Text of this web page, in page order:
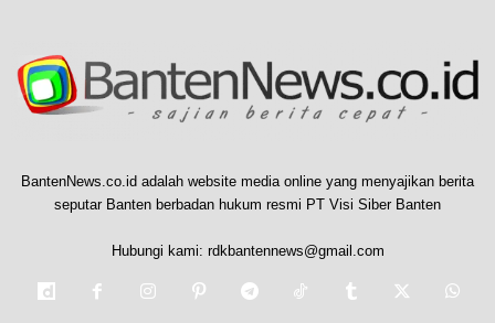
BantenNews.co.id adalah website media online yang menyajikan berita
seputar Banten berbadan hukum resmi PT Visi Siber Banten
Hubungi kami: rdkbantennews@gmail.com